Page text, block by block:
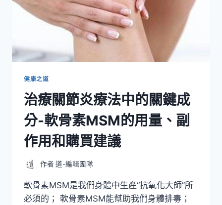
健康之道
治療關節炎療法中的關鍵成
分-軟骨素MSM的用量、副
作用和購買建議
作者 道-編輯團隊
軟骨素MSM是我們身體中生產“抗氧化大師”所
必須的； 軟骨素MSM能幫助我們身體排毒；